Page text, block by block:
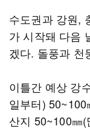
수도권과 강원,
가 시작돼 다음
겠다. 돌풍과 천
이틀간 예상 강
일부터)
산지 50~100㎜(